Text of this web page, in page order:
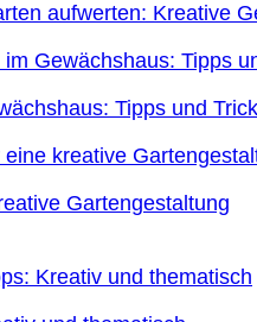
aufwerten: Kreative
Tipps und
Gartengestaltung